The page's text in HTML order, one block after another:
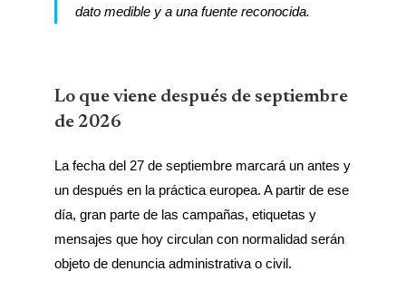
dato medible y a una fuente reconocida.
Lo que viene después de septiembre
de 2026
La fecha del 27 de septiembre marcará un antes y
un después en la práctica europea. A partir de ese
día, gran parte de las campañas, etiquetas y
mensajes que hoy circulan con normalidad serán
objeto de denuncia administrativa o civil.